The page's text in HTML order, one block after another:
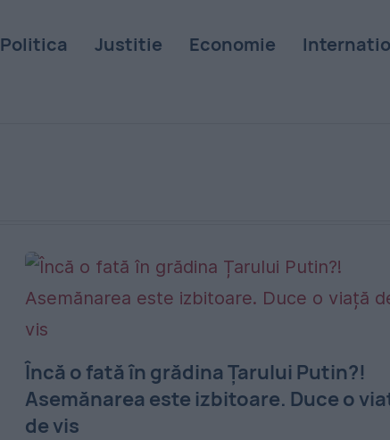
Politica Justitie Economie
Încă o fată în grădina Țarului Putin?!
Asemănarea este izbitoare. Duce o
de vis